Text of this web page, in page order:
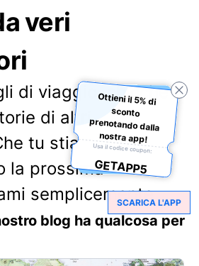
veri
di viaggio, chicche
di altri
tu stia
la prossima
semplicemente
blog ha qualcosa per
Ottieni il 5% di
sconto
prenotando dalla
nostra app!
Usa il codice coupon:
GETAPP5
SCARICA L'APP